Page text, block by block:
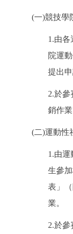
(一)競技學
1.由各
院運
提出
2.於參
銷作業
(二)運動性
1.由運
生參
表」
業。
2.於參